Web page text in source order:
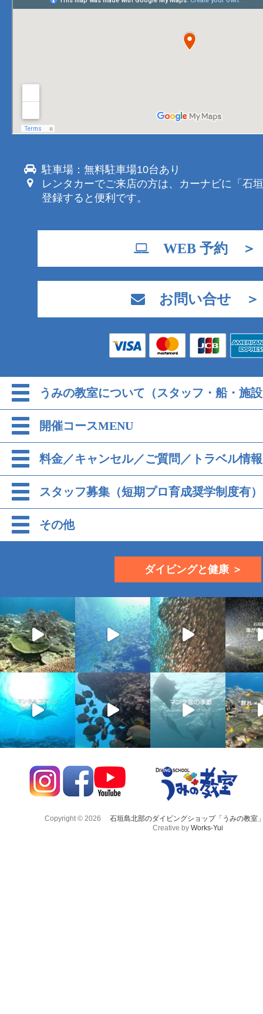
駐車場：無料駐車場10台あり
レンタカーでご来店の方は、カーナビに「石
登録すると便利です。
WEB 予約 ＞
お問い合せ ＞
うみの教室について（スタッフ・船・施
開催コースMENU
料金／キャンセル／ご質問／トラベル情報
スタッフ募集（短期プロ育成奨学制度有）
その他
ダイビングと健康 ＞
Copyright © 2026
石垣島北部のダイビングショップ「うみの教室
Creative by Works-Yui